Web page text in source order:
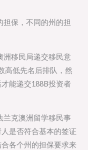
担保，不同的州的担
洲移民局递交移民意
高低先名后排队，然
能递交188B投资者
兰克澳洲留学移民事
是否符合基本的签证
各个州的担保要求来